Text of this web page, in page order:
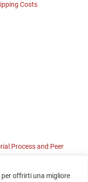
per offrirti una migliore
Costs
Process and Peer